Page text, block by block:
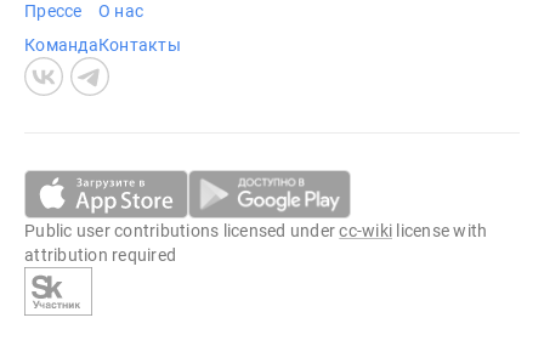
Прессе
Команда
О нас
Контакты
Public user contributions licensed undercc-wiki license with
attribution required